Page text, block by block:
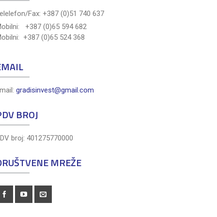
Fax: +387 (0)51 740 637
+387 (0)65 594 682
+387 (0)65 524 368
gradisinvest@gmail.com
BROJ
broj: 401275770000
MREŽE